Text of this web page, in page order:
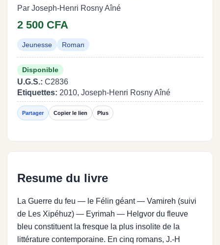
Par Joseph-Henri Rosny Aîné
2 500 CFA
Jeunesse Roman
Disponible
U.G.S.: C2836
Etiquettes: 2010, Joseph-Henri Rosny Aîné
Partager Copier le lien Plus
Resume du livre
La Guerre du feu — le Félin géant — Vamireh (suivi
de Les Xipéhuz) — Eyrimah — Helgvor du fleuve
bleu constituent la fresque la plus insolite de la
littérature contemporaine. En cinq romans, J.-H